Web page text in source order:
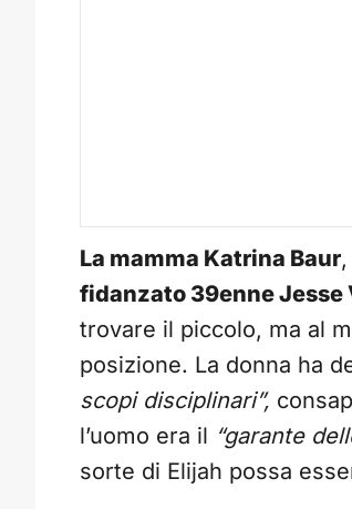
La mamma Katrina Baur
fidanzato 39enne Jesse
trovare il piccolo, ma al
posizione. La donna ha
scopi disciplinari”,
l’uomo era il “garante
sorte di Elijah possa